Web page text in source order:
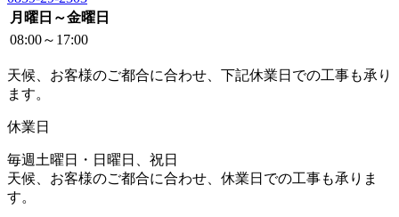
月曜日～金曜日
08:00～17:00
天候、お客様のご都合に合わせ、下記休業日での工事も承り
ます。
休業日
毎週土曜日・日曜日、祝日
天候、お客様のご都合に合わせ、休業日での工事も承りま
す。